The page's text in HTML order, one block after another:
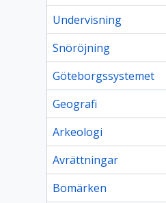
Undervisning
Snöröjning
Göteborgssystemet
Geografi
Arkeologi
Avrättningar
Bomärken